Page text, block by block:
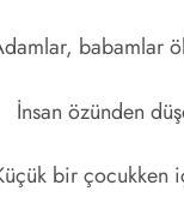
babamlar
İnsan özünden
bir çocukken